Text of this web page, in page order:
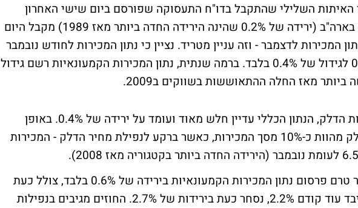
האיתות השלילי שהתקבל בדו"ח התעסוקה שפורסם ביום שישי האחרון
והציג ירידה בשכר הממוצע בארה"ב (ירידה של 0.2% שהינה הירידה החדה ביותר מאז 1989) מקבל היום
המכירות לדצמבר - וזה עניין מטריד. נציין כי נתון המכירות לחודש נובמבר
עודכן מטה מגידול של 0.7% לגידול של 0.4% בלבד. ברמה שנתית, נתון המכירות הקמעונאיות רשם גידול
גם בניטרול המכירות בתחנות הדלק, הנתון הכללי עדיין חלש מאוד ועומד על ירידה של 0.4%. באופן
כללי, המכירות בתחנות הדלק מהוות כ-10% מסך המכירות, כאשר ברקע לנפילת מחיר הדלק - המכירות
מדד הדאקס הגרמני שנסחר טרם פרסום נתון המכירות הקמעונאיות בירידה של 0.6% בלבד, צולל כעת
1.5%. הפוטסי האנגלי שאיבד עוד קודם 2.2%, נסחר כעת בירידות של 2.7%. החוזים מגיבים בנפילות